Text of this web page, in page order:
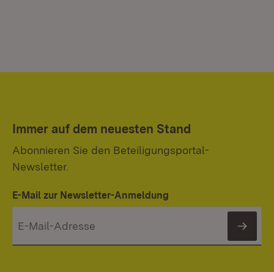
Immer auf dem neuesten Stand
Abonnieren Sie den Beteiligungsportal-
Newsletter.
E-Mail zur Newsletter-Anmeldung